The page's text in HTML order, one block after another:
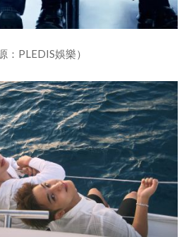
：PLEDIS娛樂）